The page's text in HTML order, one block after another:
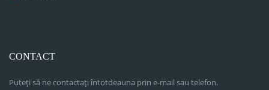
CONTACT
Puteți să ne contactați întotdeauna prin e-mail sau telefon.